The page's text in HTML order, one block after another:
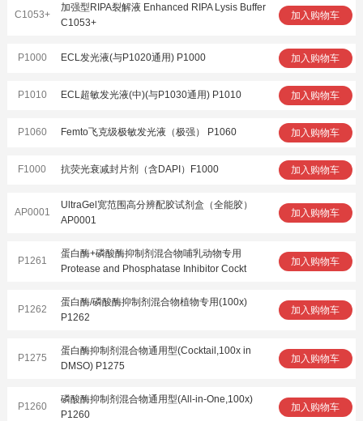
C1053+
加强型RIPA裂解液 Enhanced RIPA Lysis Buffer
C1053+
加入购物车
P1000 ECL发光液(与P1020通用) P1000 加入购物车
P1010 ECL超敏发光液(中)(与P1030通用) P1010 加入购物车
P1060 Femto飞克级极敏发光液（极强） P1060 加入购物车
F1000 抗荧光衰减封片剂（含DAPI）F1000 加入购物车
AP0001
UltraGel宽范围高分辨配胶试剂盒（全能胶）
AP0001
加入购物车
P1261
蛋白酶+磷酸酶抑制剂混合物哺乳动物专用
Protease and Phosphatase Inhibitor Cockt
加入购物车
P1262
蛋白酶/磷酸酶抑制剂混合物植物专用(100x)
P1262
加入购物车
P1275
蛋白酶抑制剂混合物通用型(Cocktail,100x in
DMSO) P1275
加入购物车
P1260
磷酸酶抑制剂混合物通用型(All-in-One,100x)
P1260
加入购物车